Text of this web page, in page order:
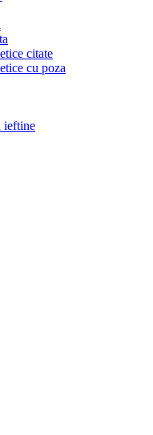
citate
cu poza
ieftine